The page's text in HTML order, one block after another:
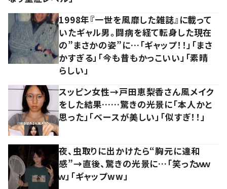
1998年『一世を風靡した雑誌』に載って
いたギャル男。闘病を経て転身した現在
の”まさかの姿”に…「ギャップ！！」「まさ
かすぎる」「今も昔もかっこいい」「素晴
らしい」
スッピン女性→戸田恵梨香さん風メイク
をした結果……驚きの光景に「本人かと
思った」「ベースが美しい」「似すぎ！！」
夜、虫取りに出かけたら“胸元に違和
感”→直後、驚きの光景に…「笑ったｗｗ
ｗ」「ギャップww」